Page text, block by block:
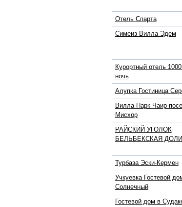
Отель Спарта
Симеиз Вилла Эдем
Курортный отель
ночь
Алупка Гостиница
Вилла Парк Чаир
Мисхор
РАЙСКИЙ УГОЛОК
БЕЛЬБЕКСКАЯ
Турбаза Эски-Кермен
Учкуевка Гостевой
Солнечный
Гостевой дом в